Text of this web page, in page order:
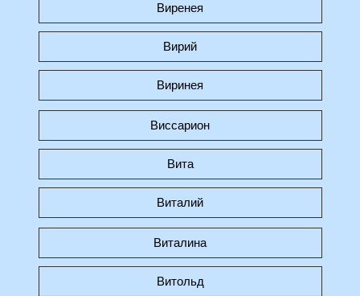
Виренея
Вирий
Виринея
Виссарион
Вита
Виталий
Виталина
Витольд